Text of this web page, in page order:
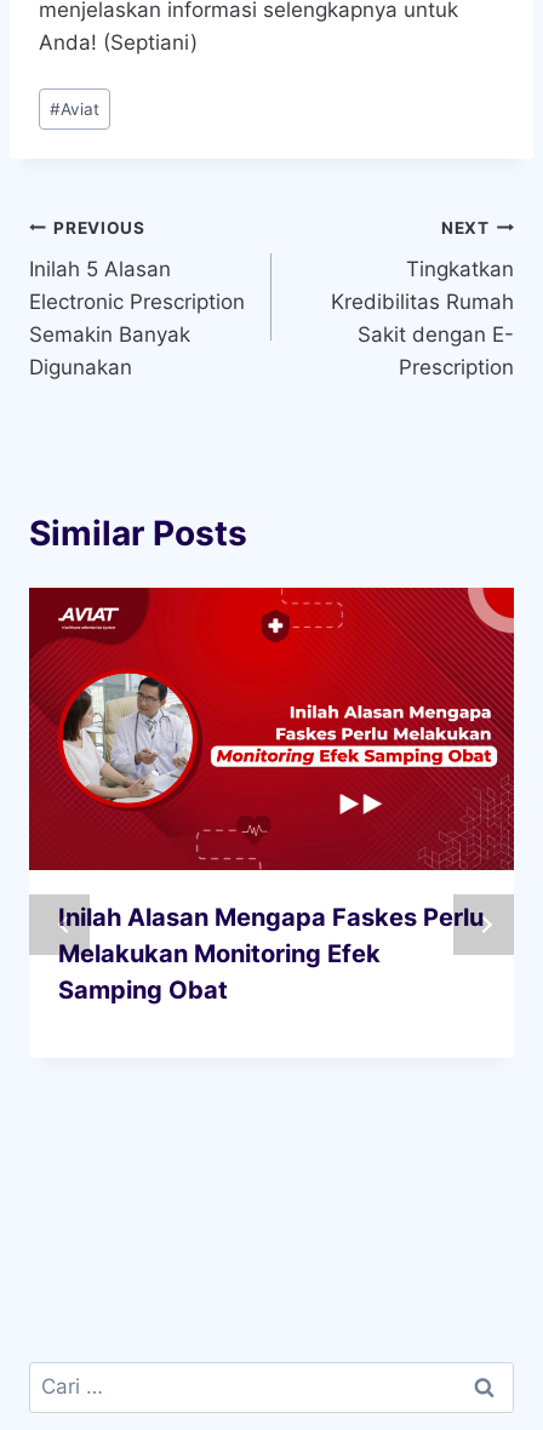
menjelaskan informasi selengkapnya untuk
Anda! (Septiani)
Post
Tags:
#Aviat
Navigasi
pos
PREVIOUS
Inilah 5 Alasan
Electronic Prescription
Semakin Banyak
Digunakan
NEXT
Tingkatkan
Kredibilitas Rumah
Sakit dengan E-
Prescription
Similar Posts
Inilah Alasan Mengapa Faskes Perlu
Melakukan Monitoring Efek
Samping Obat
Cari
untuk: